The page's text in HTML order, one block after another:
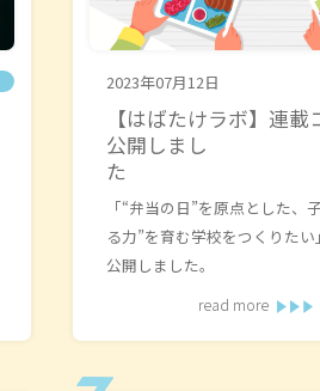
2023年07月12日
【はばたけラボ】連載
公開しまし
た
「“弁当の日”を原点とした、
る力”を育む学校をつくりたい
公開しました。
read more